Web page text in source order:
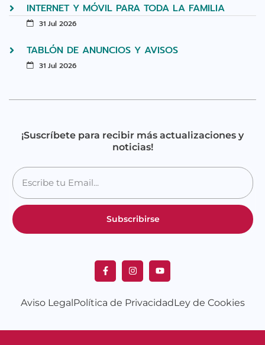
INTERNET Y MÓVIL PARA TODA LA FAMILIA
31 Jul 2026
TABLÓN DE ANUNCIOS Y AVISOS
31 Jul 2026
¡Suscríbete para recibir más actualizaciones y
noticias!
Subscribirse
Aviso LegalPolítica de PrivacidadLey de Cookies